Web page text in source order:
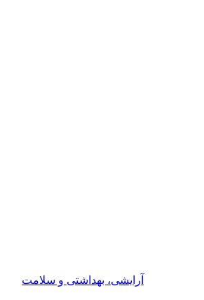
آرایشی، بهداشتی و سلامت